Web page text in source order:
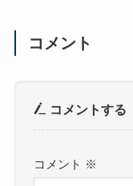
コメント
コメントする
コメント ※